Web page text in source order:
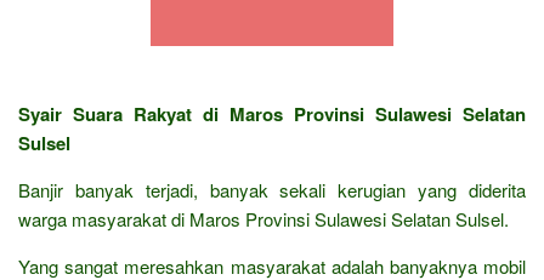
Syair Suara Rakyat di Maros Provinsi Sulawesi Selatan
Sulsel
Banjir banyak terjadi, banyak sekali kerugian yang diderita
warga masyarakat di Maros Provinsi Sulawesi Selatan Sulsel.
Yang sangat meresahkan masyarakat adalah banyaknya mobil